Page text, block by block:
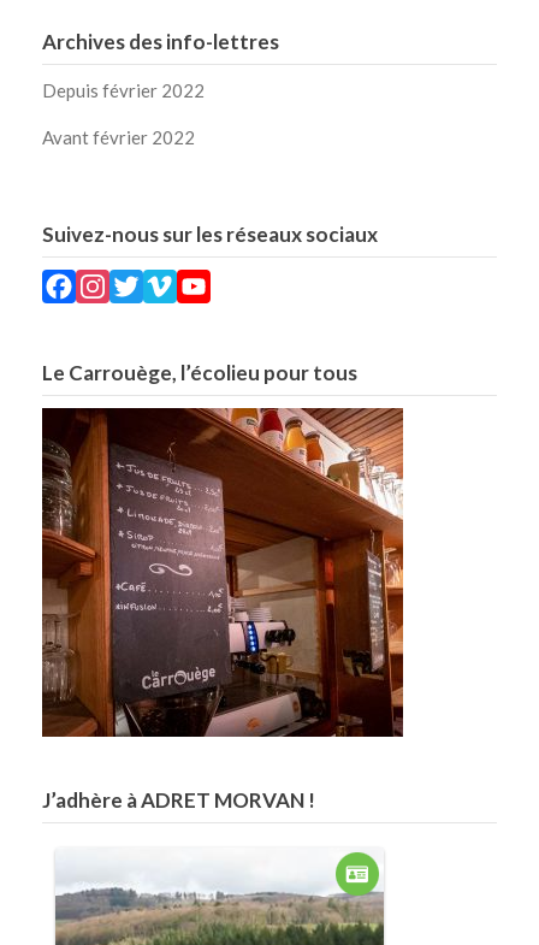
Archives des info-lettres
Depuis février 2022
Avant février 2022
Suivez-nous sur les réseaux sociaux
Facebook
Instagram
Twitter
Vimeo
Le Carrouège, l’écolieu pour tous
J’adhère à ADRET MORVAN !